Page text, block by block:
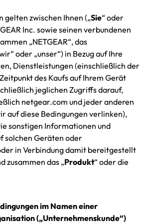
gelten zwischen Ihnen („Sie“ oder
Inc. sowie seinen verbundenen
„NETGEAR“, das
oder „unser“) in Bezug auf Ihre
Dienstleistungen (einschließlich der
des Kaufs auf Ihrem Gerät
jeglichen Zugriffs darauf,
netgear.com und jeder anderen
auf diese Bedingungen verlinken),
sonstigen Informationen und
solchen Geräten oder
in Verbindung damit bereitgestellt
zusammen das „Produkt“ oder die
im Namen einer
(„Unternehmenskunde“)